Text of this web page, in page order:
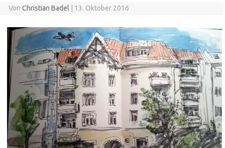
Von Christian Badel 13. Oktober 2016